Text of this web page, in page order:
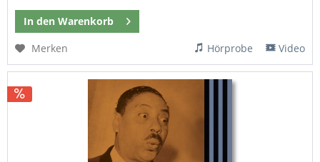
In den Warenkorb
Merken
Hörprobe Video